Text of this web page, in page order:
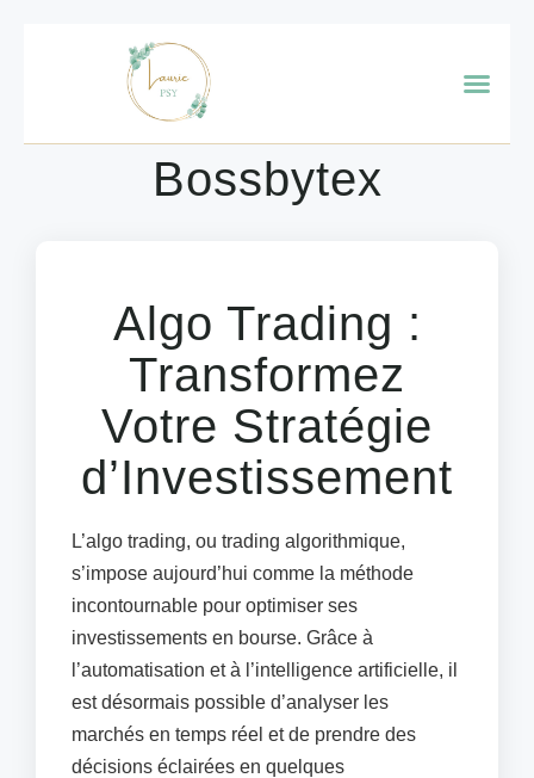
Bossbytex
Algo Trading :
Transformez
Votre Stratégie
d’Investissement
L’algo trading, ou trading algorithmique,
s’impose aujourd’hui comme la méthode
incontournable pour optimiser ses
investissements en bourse. Grâce à
l’automatisation et à l’intelligence artificielle, il
est désormais possible d’analyser les
marchés en temps réel et de prendre des
décisions éclairées en quelques